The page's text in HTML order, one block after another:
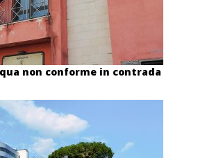
non conforme in contrada